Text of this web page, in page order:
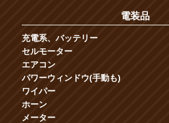
電装品
充電系、バッテリー
セルモーター
エアコン
パワーウィンドウ(手動も)
ワイパー
ホーン
メーター